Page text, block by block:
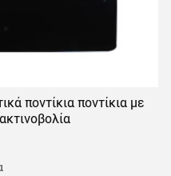
ποντίκια ποντίκια με